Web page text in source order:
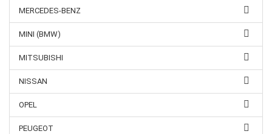
MERCEDES-BENZ
MINI (BMW)
MITSUBISHI
NISSAN
OPEL
PEUGEOT